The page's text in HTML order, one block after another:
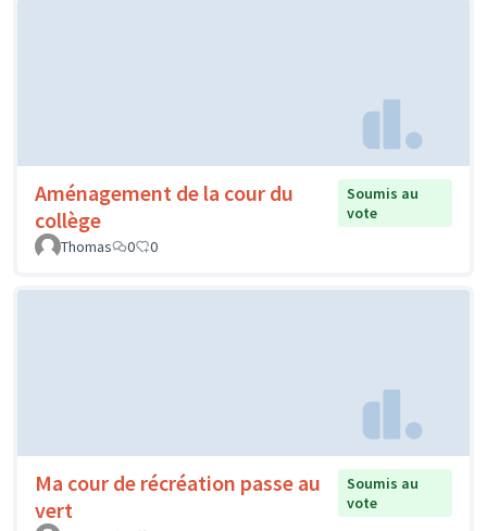
Aménagement de la cour du
collège
Soumis au
vote
Thomas
0 0
Ma cour de récréation passe au
vert
Soumis au
vote